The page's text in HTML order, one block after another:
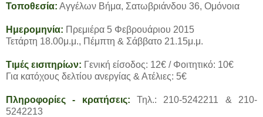
Τοποθεσία: Αγγέλων Βήμα, Σατωβριάνδου 36, Ομόνοια
Ημερομηνία: Πρεμιέρα 5 Φεβρουάριου 2015
Τετάρτη 18.00μ.μ., Πέμπτη & Σάββατο 21.15μ.μ.
Τιμές εισιτηρίων: Γενική είσοδος: 12€ / Φοιτητικό: 10€
Για κατόχους δελτίου ανεργίας & Ατέλιες: 5€
Πληροφορίες - κρατήσεις: Τηλ.: 210-5242211 & 210-
5242213